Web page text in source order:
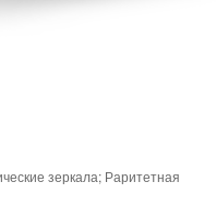
зеркала; Раритетная